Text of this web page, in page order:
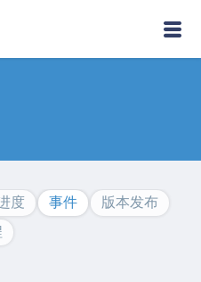
度 事件
版本发布